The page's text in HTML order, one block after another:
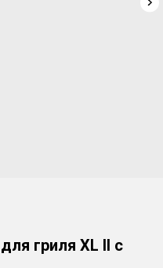
гриля XL II с